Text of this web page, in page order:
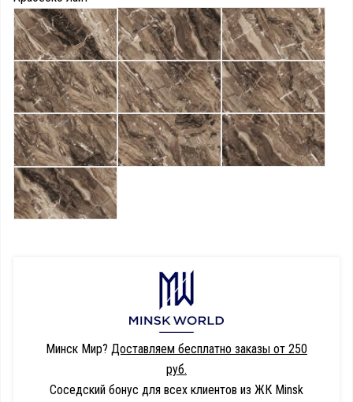
Минск Мир? Доставляем бесплатно заказы от 250
руб.
Соседский бонус для всех клиентов из ЖК Minsk